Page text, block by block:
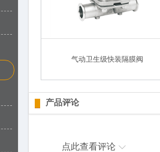
气动卫生级快装隔膜阀
产品评论
点此查看评论